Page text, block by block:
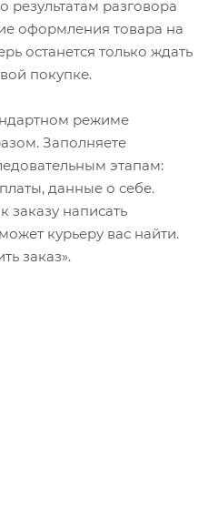
результатам разговора
оформления товара на
останется только ждать
покупке.
режиме
Заполняете
этапам:
данные о себе.
заказу написать
курьеру вас найти.
заказ».